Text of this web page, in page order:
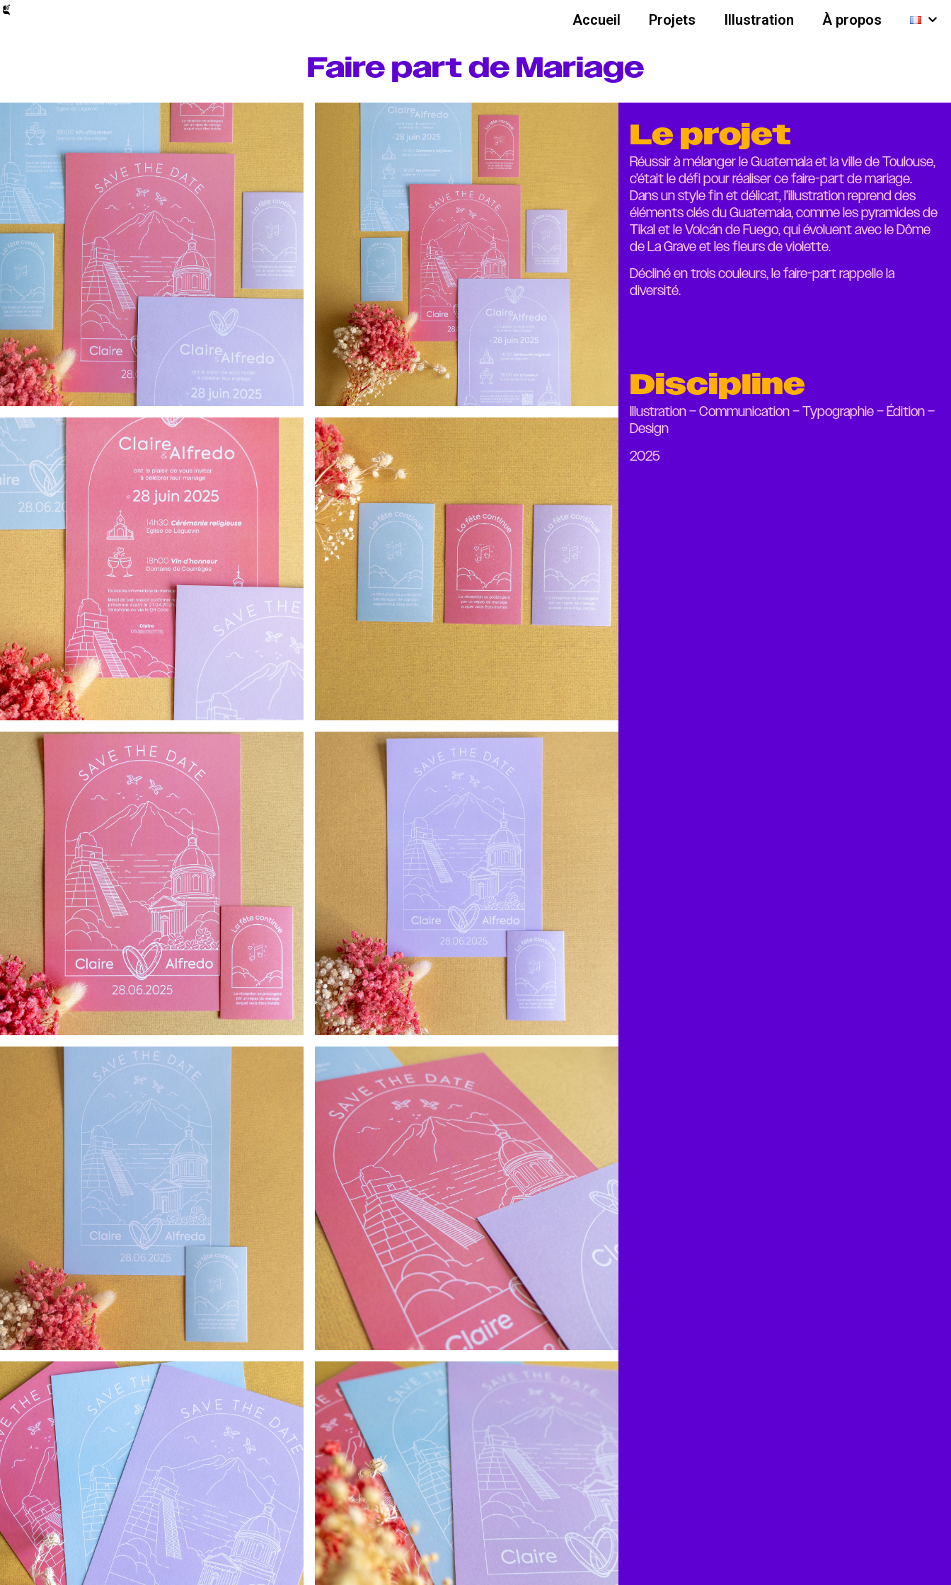
Accueil Projets Illustration À propos
Faire part de Mariage
Le projet
Réussir à mélanger le Guatemala et la ville de Toulouse,
c’était le défi pour réaliser ce faire-part de mariage.
Dans un style fin et délicat, l’illustration reprend des
éléments clés du Guatemala, comme les pyramides de
Tikal et le Volcán de Fuego, qui évoluent avec le Dôme
de La Grave et les fleurs de violette.
Décliné en trois couleurs, le faire-part rappelle la
diversité.
Discipline
Illustration – Communication – Typographie – Édition –
Design
2025